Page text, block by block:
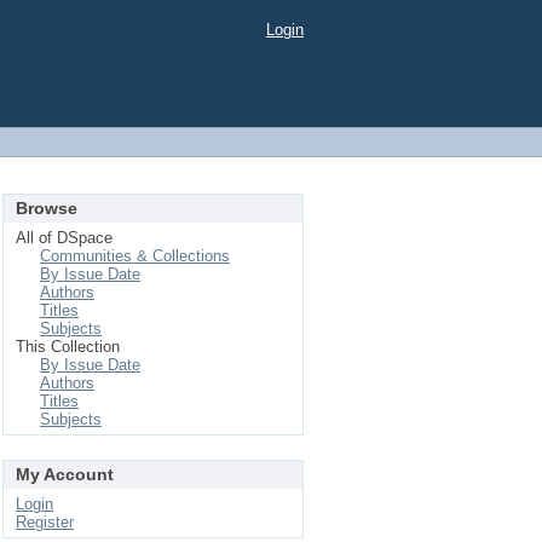
Login
Browse
All of DSpace
Communities & Collections
By Issue Date
Authors
Titles
Subjects
This Collection
By Issue Date
Authors
Titles
Subjects
My Account
Login
Register